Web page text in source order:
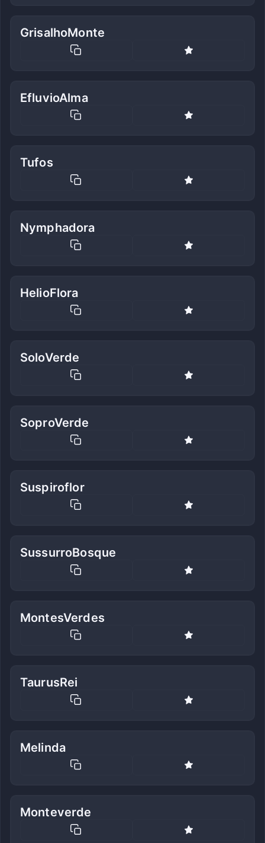
GrisalhoMonte
EfluvioAlma
Tufos
Nymphadora
HelioFlora
SoloVerde
SoproVerde
Suspiroflor
SussurroBosque
MontesVerdes
TaurusRei
Melinda
Monteverde